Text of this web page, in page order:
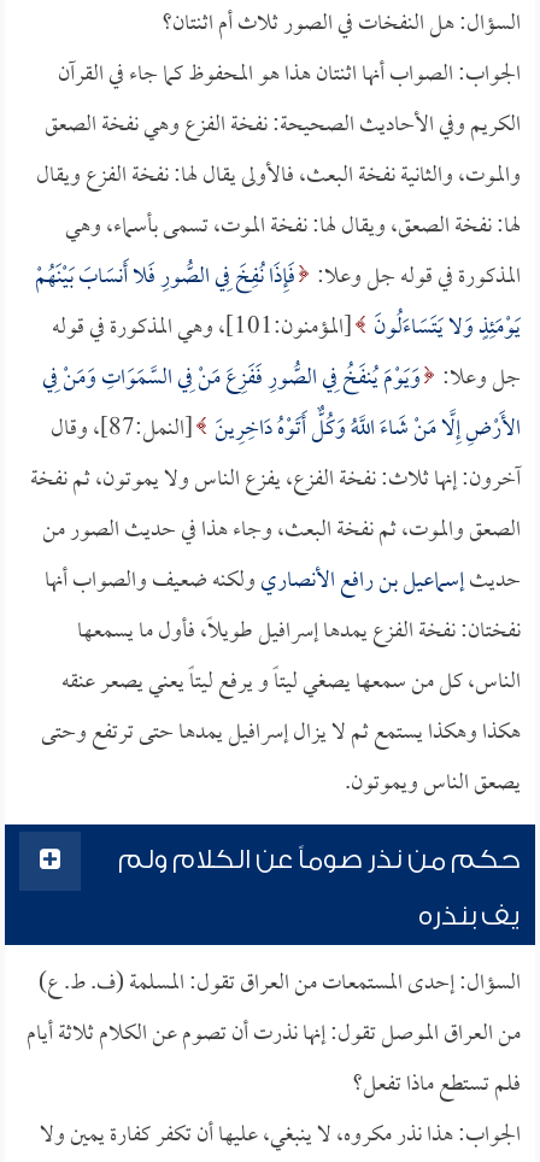
السؤال: هل النفخات في الصور ثلاث أم اثنتان؟
الجواب: الصواب أنها اثنتان هذا هو المحفوظ كما جاء في القرآن
الكريم وفي الأحاديث الصحيحة: نفخة الفزع وهي نفخة الصعق
والموت، والثانية نفخة البعث، فالأولى يقال لها: نفخة الفزع ويقال
لها: نفخة الصعق، ويقال لها: نفخة الموت، تسمى بأسماء، وهي
المذكورة في قوله جل وعلا: فَإِذَا نُفِخَ فِي الصُّورِ فَلا أَنسَابَ بَيْنَهُمْ
يَوْمَئِذٍ وَلا يَتَسَاءَلُونَ
[المؤمنون:101]، وهي المذكورة في قوله
جل وعلا: وَيَوْمَ يُنفَخُ فِي الصُّورِ فَفَزِعَ مَنْ فِي السَّمَوَاتِ وَمَنْ فِي
الأَرْضِ إِلَّا مَنْ شَاءَ اللَّهُ وَكُلٌّ أَتَوْهُ دَاخِرِينَ
[النمل:87]، وقال
آخرون: إنها ثلاث: نفخة الفزع، يفزع الناس ولا يموتون، ثم نفخة
الصعق والموت، ثم نفخة البعث، وجاء هذا في حديث الصور من
حديثإسماعيل بن رافع الأنصاريولكنه ضعيف والصواب أنها
نفختان: نفخة الفزع يمدها إسرافيل طويلاً، فأول ما يسمعها
الناس، كل من سمعها يصغي ليتاً و يرفع ليتاً يعني يصعر عنقه
هكذا وهكذا يستمع ثم لا يزال إسرافيل يمدها حتى ترتفع وحتى
يصعق الناس ويموتون.
حكم من نذر صوماً عن الكلام ولم
يف بنذره
السؤال: إحدى المستمعات من العراق تقول: المسلمة (ف. ط. ع)
من العراق الموصل تقول: إنها نذرت أن تصوم عن الكلام ثلاثة أيام
فلم تستطع ماذا تفعل؟
الجواب: هذا نذر مكروه، لا ينبغي، عليها أن تكفر كفارة يمين ولا